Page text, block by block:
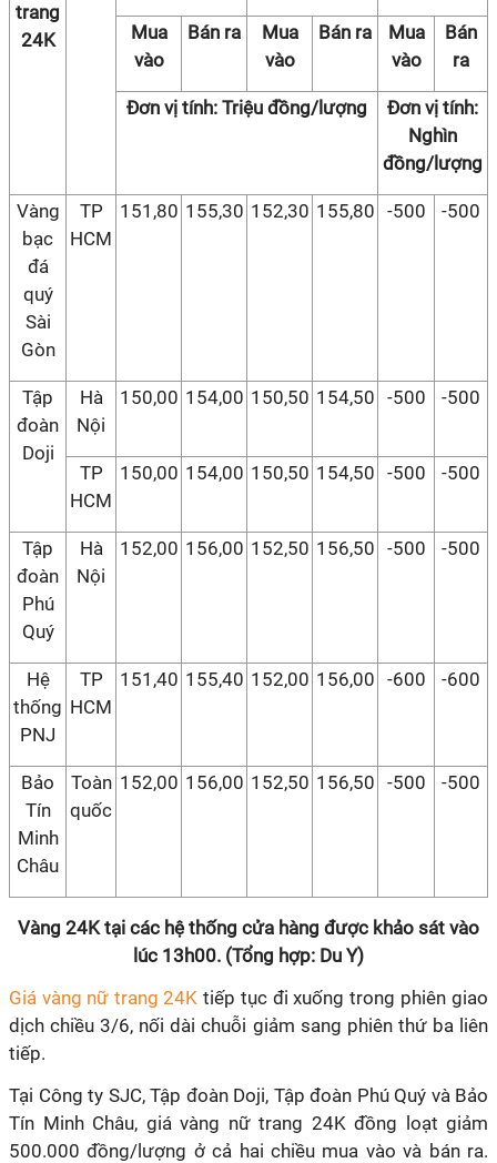
trang
24K
Mua
vào
Bán ra
Mua
vào
Bán ra
Mua
vào
Bán
ra
Đơn vị tính: Triệu đồng/lượng
Đơn vị tính:
Nghìn
đồng/lượng
Vàng
bạc
đá
quý
Sài
Gòn
TP
HCM
151,80 155,30 152,30 155,80 -500 -500
Tập
đoàn
Doji
Hà
Nội
150,00 154,00 150,50 154,50 -500 -500
TP
HCM
150,00 154,00 150,50 154,50 -500 -500
Tập
đoàn
Phú
Quý
Hà
Nội
152,00 156,00 152,50 156,50 -500 -500
Hệ
thống
PNJ
TP
HCM
151,40 155,40 152,00 156,00 -600 -600
Bảo
Tín
Minh
Châu
Toàn
quốc
152,00 156,00 152,50 156,50 -500 -500
Vàng 24K tại các hệ thống cửa hàng được khảo sát vào
lúc 13h00. (Tổng hợp: Du Y)
Giá vàng nữ trang 24K tiếp tục đi xuống trong phiên giao
dịch chiều 3/6, nối dài chuỗi giảm sang phiên thứ ba liên
tiếp.
Tại Công ty SJC, Tập đoàn Doji, Tập đoàn Phú Quý và Bảo
Tín Minh Châu, giá vàng nữ trang 24K đồng loạt giảm
500.000 đồng/lượng ở cả hai chiều mua vào và bán ra.